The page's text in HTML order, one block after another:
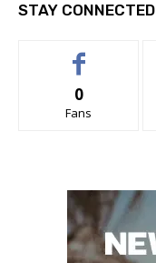
STAY CONNECTED
0
Fans